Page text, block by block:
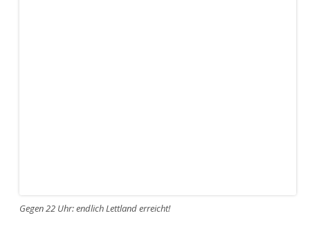
Gegen 22 Uhr: endlich Lettland erreicht!